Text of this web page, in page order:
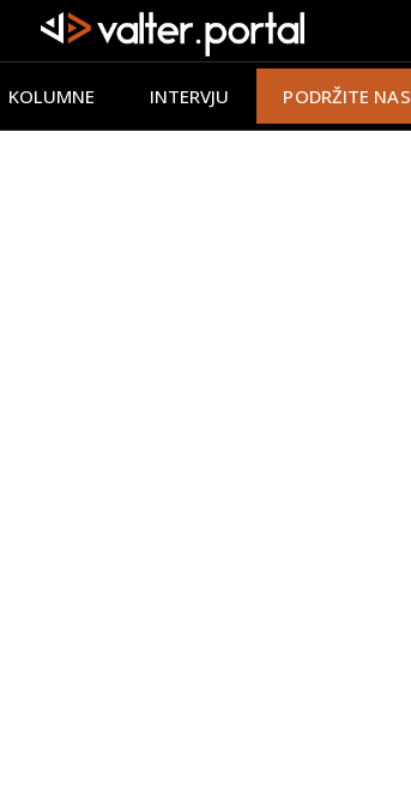
KOLUMNE INTERVJU PODRŽITE NAS